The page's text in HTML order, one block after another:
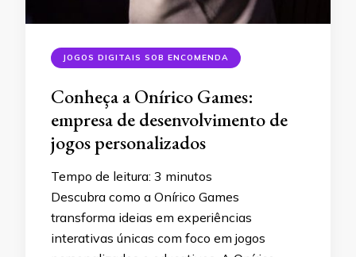
JOGOS DIGITAIS SOB ENCOMENDA
Conheça a Onírico Games:
empresa de desenvolvimento de
jogos personalizados
Tempo de leitura: 3 minutos
Descubra como a Onírico Games
transforma ideias em experiências
interativas únicas com foco em jogos